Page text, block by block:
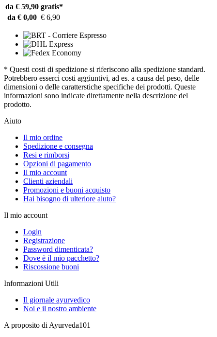
da € 59,90 gratis*
da € 0,00 € 6,90
* Questi costi di spedizione si riferiscono alla spedizione standard.
Potrebbero esserci costi aggiuntivi, ad es. a causa del peso, delle
dimensioni o delle caratterstiche specifiche dei prodotti. Queste
informazioni sono indicate direttamente nella descrizione del
prodotto.
Aiuto
Il mio ordine
Spedizione e consegna
Resi e rimborsi
Opzioni di pagamento
Il mio account
Clienti aziendali
Promozioni e buoni acquisto
Hai bisogno di ulteriore aiuto?
Il mio account
Login
Registrazione
Password dimenticata?
Dove è il mio pacchetto?
Riscossione buoni
Informazioni Utili
Il giornale ayurvedico
Noi e il nostro ambiente
A proposito di Ayurveda101